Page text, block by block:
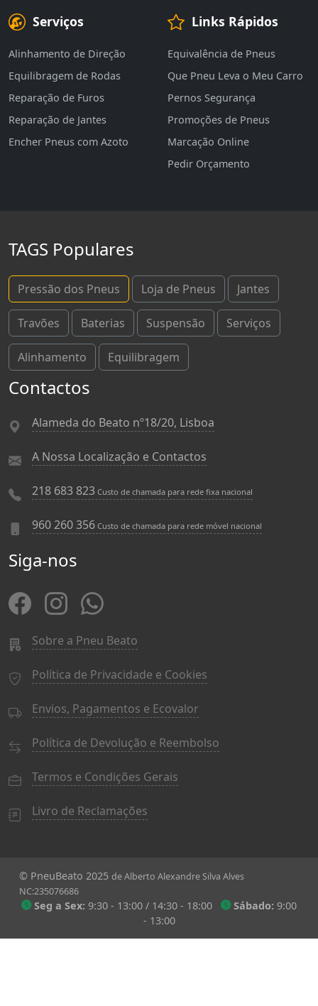
Serviços
Alinhamento de Direção
Equilibragem de Rodas
Reparação de Furos
Reparação de Jantes
Encher Pneus com Azoto
Links Rápidos
Equivalência de Pneus
Que Pneu Leva o Meu Carro
Pernos Segurança
Promoções de Pneus
Marcação Online
Pedir Orçamento
TAGS Populares
Pressão dos Pneus Loja de Pneus Jantes
Travões Baterias Suspensão Serviços
Alinhamento Equilibragem
Contactos
Alameda do Beato nº18/20, Lisboa
A Nossa Localização e Contactos
218 683 823 Custo de chamada para rede fixa nacional
960 260 356 Custo de chamada para rede móvel nacional
Siga-nos
Sobre a Pneu Beato
Política de Privacidade e Cookies
Envios, Pagamentos e Ecovalor
Política de Devolução e Reembolso
Termos e Condições Gerais
Livro de Reclamações
© PneuBeato 2025 de Alberto Alexandre Silva Alves
NC:235076686
Seg a Sex: 9:30 - 13:00 / 14:30 - 18:00 Sábado: 9:00
- 13:00